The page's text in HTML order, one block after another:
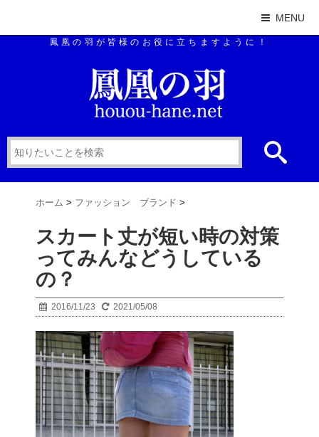
MENU
鳳凰の羽が皆様のお役に立ちますように！
ホーム > ファッション ブランド >
スカート丈が短い時の対策
ってみんなどうしている
の？
2016/11/23 2021/05/08